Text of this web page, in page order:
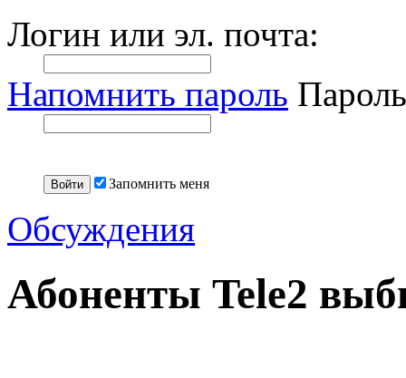
Логин или эл. почта:
Напомнить пароль
Запомнить меня
Обсуждения
Абоненты Tele2